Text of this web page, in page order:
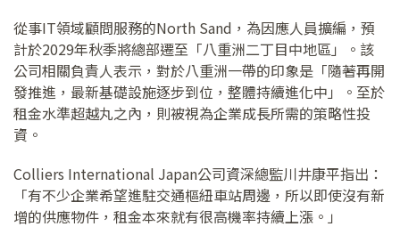
從事IT領域顧問服務的North Sand，為因應人員擴編，預
計於2029年秋季將總部遷至「八重洲二丁目中地區」。該
公司相關負責人表示，對於八重洲一帶的印象是「隨著再開
發推進，最新基礎設施逐步到位，整體持續進化中」。至於
租金水準超越丸之內，則被視為企業成長所需的策略性投
資。
Colliers International Japan公司資深總監川井康平指出：
「有不少企業希望進駐交通樞紐車站周邊，所以即使沒有新
增的供應物件，租金本來就有很高機率持續上漲。」